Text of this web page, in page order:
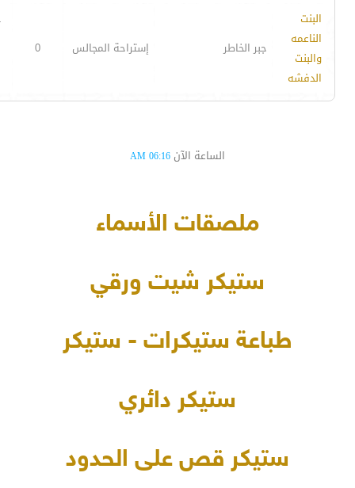
البنت
الناعمه
والبنت
الدفشه
جبر الخاطر إستراحة المجالس 0
الساعة الآن 06:16 AM
ملصقات الأسماء
ستيكر شيت ورقي
طباعة ستيكرات - ستيكر
ستيكر دائري
ستيكر قص على الحدود